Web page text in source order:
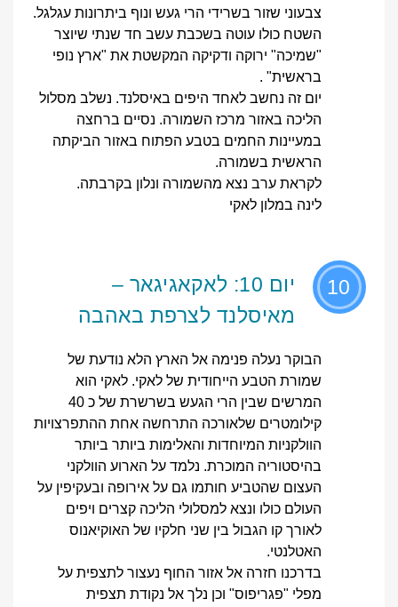
צבעוני שזור בשרידי הרי געש ונוף ביתרונות עגלגל.
השטח כולו עוטה בשכבת עשב חד שנתי שיוצר
"שמיכה" ירוקה ודקיקה המקשטת את "ארץ נופי
בראשית" .
יום זה נחשב לאחד היפים באיסלנד. נשלב מסלול
הליכה באזור מרכז השמורה. נסיים ברחצה
במעיינות החמים בטבע הפתוח באזור הביקתה
הראשית בשמורה.
לקראת ערב נצא מהשמורה ונלון בקרבתה.
לינה במלון לאקי
10
יום 10: לאקאגיגאר –
מאיסלנד לצרפת באהבה
הבוקר נעלה פנימה אל הארץ הלא נודעת של
שמורת הטבע הייחודית של לאקי. לאקי הוא
המרשים שבין הרי הגעש בשרשרת של כ 40
קילומטרים שלאורכה התרחשה אחת ההתפרצויות
הוולקניות המיוחדות והאלימות ביותר ביותר
בהיסטוריה המוכרת. נלמד על הארוע הוולקני
העצום שהטביע חותמו גם על אירופה ובעקיפין על
העולם כולו ונצא למסלולי הליכה קצרים ויפים
לאורך קו הגבול בין שני חלקיו של האוקיאנוס
האטלנטי.
בדרכנו חזרה אל אזור החוף נעצור לתצפית על
מפלי "פגריפוס" וכן נלך אל נקודת תצפית